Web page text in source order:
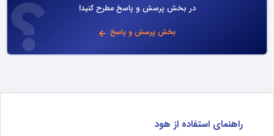
در بخش پرسش و پاسخ مطرح کنید!
بخش پرسش و پاسخ
راهنمای استفاده از هود